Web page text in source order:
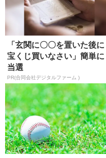
「玄関に〇〇を置いた後に
宝くじ買いなさい」簡単に
当選
PR(合同会社デジタルファーム )